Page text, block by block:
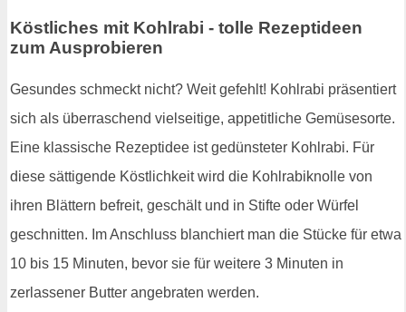
Köstliches mit Kohlrabi - tolle Rezeptideen
zum Ausprobieren
Gesundes schmeckt nicht? Weit gefehlt! Kohlrabi präsentiert
sich als überraschend vielseitige, appetitliche Gemüsesorte.
Eine klassische Rezeptidee ist gedünsteter Kohlrabi. Für
diese sättigende Köstlichkeit wird die Kohlrabiknolle von
ihren Blättern befreit, geschält und in Stifte oder Würfel
geschnitten. Im Anschluss blanchiert man die Stücke für etwa
10 bis 15 Minuten, bevor sie für weitere 3 Minuten in
zerlassener Butter angebraten werden.